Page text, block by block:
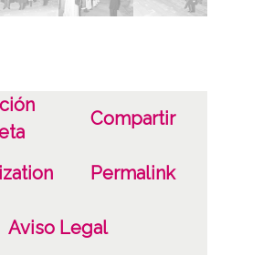
las imágenes
Compartir
Permalink
Aviso Legal